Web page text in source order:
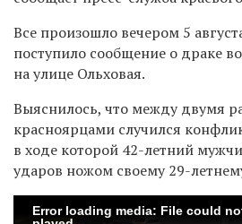
Все произошло вечером 5
поступило сообщение о драке
на улице Ольховая.
Выяснилось, что между двумя
красноярцами случился
в ходе которой 42-летний
ударов ножом своему 29-
Error loading media: File could